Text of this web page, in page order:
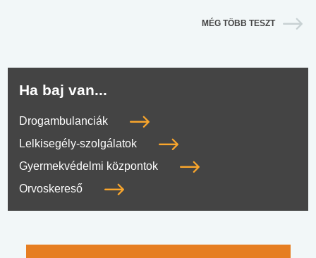
MÉG TÖBB TESZT
Ha baj van...
Drogambulanciák
Lelkisegély-szolgálatok
Gyermekvédelmi központok
Orvoskereső